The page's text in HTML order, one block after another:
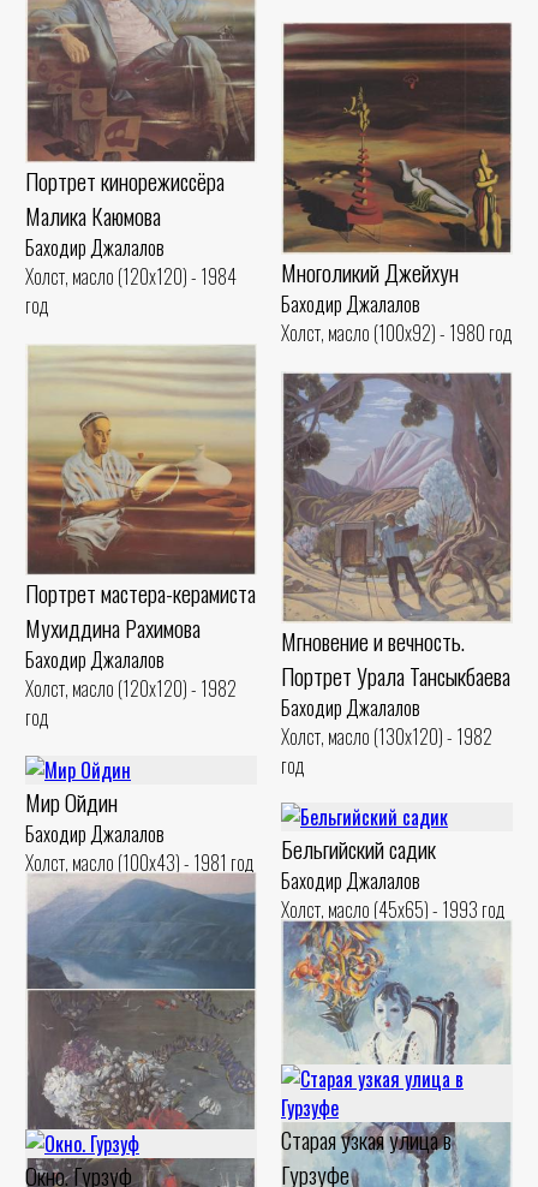
Портрет кинорежиссёра
Малика Каюмова
Баходир Джалалов
Холст, масло (120x120) - 1984
год
Многоликий Джейхун
Баходир Джалалов
Холст, масло (100x92) - 1980 год
Портрет мастера-керамиста
Мухиддина Рахимова
Баходир Джалалов
Холст, масло (120x120) - 1982
год
Мгновение и вечность.
Портрет Урала Тансыкбаева
Баходир Джалалов
Холст, масло (130x120) - 1982
год
Мир Ойдин
Баходир Джалалов
Холст, масло (100x43) - 1981 год
Бельгийский садик
Баходир Джалалов
Холст, масло (45x65) - 1993 год
Чарвакское водохранилище
Баходир Джалалов
Холст, масло (45x55) - 1995 год
Старая узкая улица в
Гурзуфе
Окно. Гурзуф